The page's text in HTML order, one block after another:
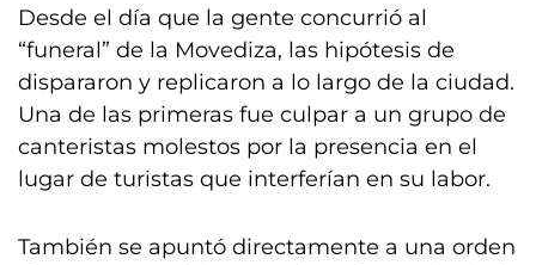
Desde el día que la gente concurrió al
“funeral” de la Movediza, las hipótesis de
dispararon y replicaron a lo largo de la ciudad.
Una de las primeras fue culpar a un grupo de
canteristas molestos por la presencia en el
lugar de turistas que interferían en su labor.
También se apuntó directamente a una orden